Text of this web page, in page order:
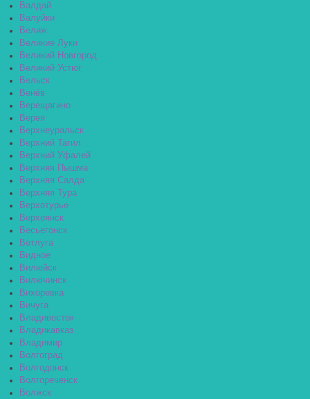
Валдай
Валуйки
Велиж
Великие Луки
Великий Новгород
Великий Устюг
Вельск
Венёв
Верещагино
Верея
Верхнеуральск
Верхний Тагил
Верхний Уфалей
Верхняя Пышма
Верхняя Салда
Верхняя Тура
Верхотурье
Верхоянск
Весьегонск
Ветлуга
Видное
Вилюйск
Вилючинск
Вихоревка
Вичуга
Владивосток
Владикавказ
Владимир
Волгоград
Волгодонск
Волгореченск
Волжск